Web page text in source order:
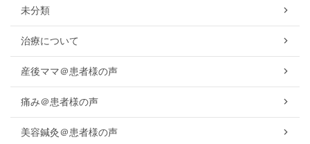
未分類
治療について
産後ママ＠患者様の声
痛み＠患者様の声
美容鍼灸＠患者様の声